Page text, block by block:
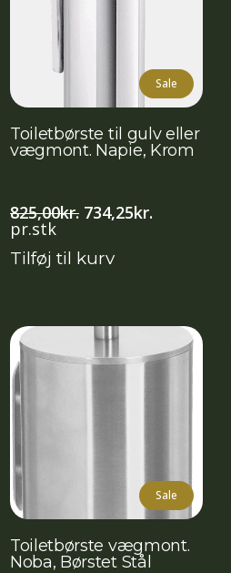
Sale
Toiletbørste til gulv eller
vægmont. Napie, Krom
825,00kr. Den
oprindelige
var:
734,25kr.
pr.stk
Tilføj til kurv
Sale
Toiletbørste vægmont.
Noba, Børstet Stål